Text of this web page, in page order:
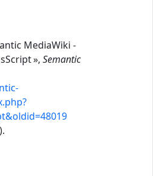
MediaWiki -
», Semantic